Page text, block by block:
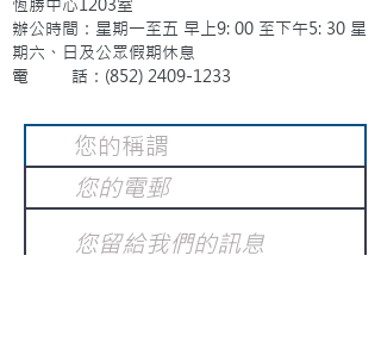
恆勝中心1203室
辦公時間：星期一至五 早上9: 00 至下午5: 30 星
期六、日及公眾假期休息
電 話：(852) 2409-1233